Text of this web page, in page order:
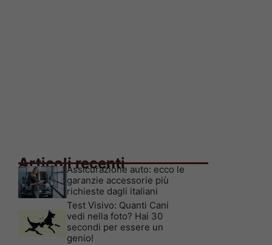
Articoli recenti
Assicurazione auto: ecco le
garanzie accessorie più
richieste dagli italiani
Test Visivo: Quanti Cani
vedi nella foto? Hai 30
secondi per essere un
genio!